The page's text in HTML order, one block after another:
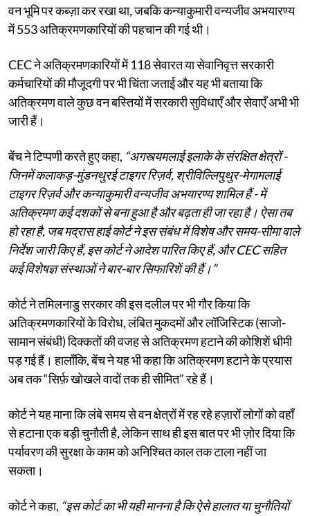
वन भूमि पर कब्ज़ा कर रखा था, जबकि कन्याकुमारी वन्यजीव अभयारण्य
में 553 अतिक्रमणकारियों की पहचान की गई थी।
CEC ने अतिक्रमणकारियों में 118 सेवारत या सेवानिवृत्त सरकारी
कर्मचारियों की मौजूदगी पर भी चिंता जताई और यह भी बताया कि
अतिक्रमण वाले कुछ वन बस्तियों में सरकारी सुविधाएँ और सेवाएँ अभी भी
जारी हैं।
बेंच ने टिप्पणी करते हुए कहा, “अगस्त्यमलाई इलाके के संरक्षित क्षेत्रों -
जिनमें कलाकड़-मुंडनथुरई टाइगर रिज़र्व, श्रीविल्लिपुथुर-मेगामलाई
टाइगर रिज़र्व और कन्याकुमारी वन्यजीव अभयारण्य शामिल हैं - में
अतिक्रमण कई दशकों से बना हुआ है और बढ़ता ही जा रहा है। ऐसा तब
हो रहा है, जब मद्रास हाई कोर्ट ने इस संबंध में विशेष और समय-सीमा वाले
निर्देश जारी किए हैं, इस कोर्ट ने आदेश पारित किए हैं, और CEC सहित
कई विशेषज्ञ संस्थाओं ने बार-बार सिफारिशें की हैं।”
कोर्ट ने तमिलनाडु सरकार की इस दलील पर भी गौर किया कि
अतिक्रमणकारियों के विरोध, लंबित मुकदमों और लॉजिस्टिक (साजो-
सामान संबंधी) दिक्कतों की वजह से अतिक्रमण हटाने की कोशिशें धीमी
पड़ गई हैं। हालाँकि, बेंच ने यह भी कहा कि अतिक्रमण हटाने के प्रयास
अब तक “सिर्फ़ खोखले वादों तक ही सीमित” रहे हैं।
कोर्ट ने यह माना कि लंबे समय से वन क्षेत्रों में रह रहे हज़ारों लोगों को वहाँ
से हटाना एक बड़ी चुनौती है, लेकिन साथ ही इस बात पर भी ज़ोर दिया कि
पर्यावरण की सुरक्षा के काम को अनिश्चित काल तक टाला नहीं जा
सकता।
कोर्ट ने कहा, “इस कोर्ट का भी यही मानना ​​है कि ऐसे हालात या चुनौतियों